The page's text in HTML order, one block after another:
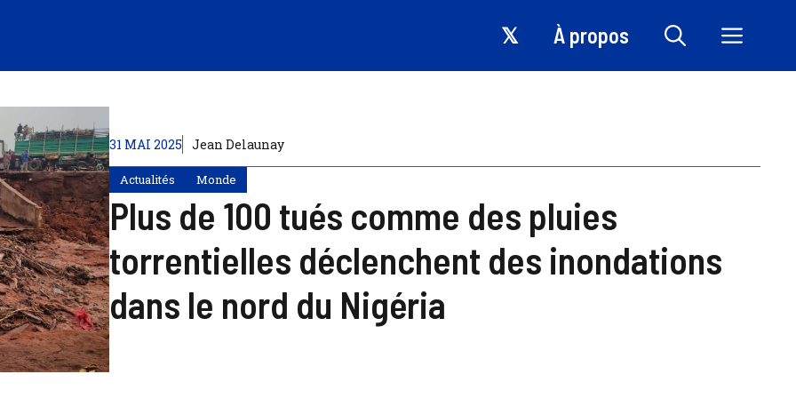
𝕏 À propos
31 MAI 2025 Jean Delaunay
Actualités Monde
Plus de 100 tués comme des pluies
torrentielles déclenchent des inondations
dans le nord du Nigéria